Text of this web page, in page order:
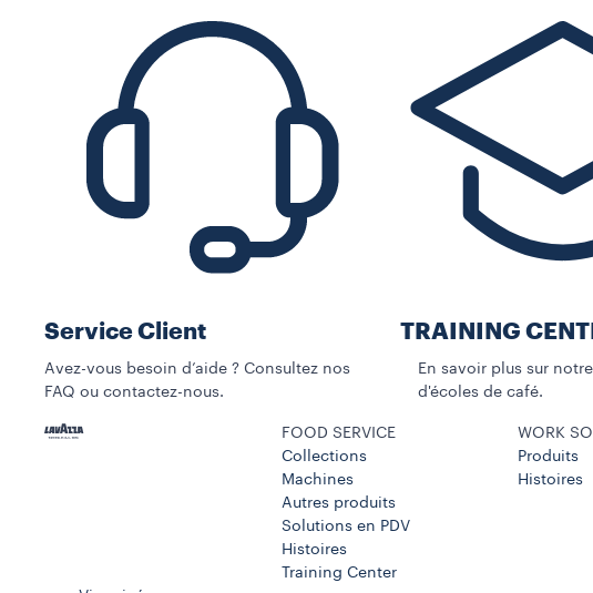
Service Client
Avez-vous besoin d’aide ? Consultez nos
FAQ ou contactez-nous.
TRAINING
En savoir plus sur notre
d'écoles de café.
FOOD SERVICE
Collections
Machines​
Autres produits
Solutions en PDV
Histoires
Training Center
WORK
Produits
Histoires